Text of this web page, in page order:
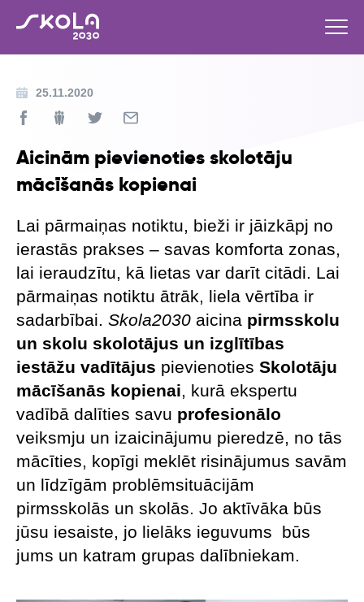
25.11.2020
Aicinām pievienoties skolotāju
mācīšanās kopienai
Lai pārmaiņas notiktu, bieži ir jāizkāpj no
ierastās prakses – savas komforta zonas,
lai ieraudzītu, kā lietas var darīt citādi. Lai
pārmaiņas notiktu ātrāk, liela vērtība ir
sadarbībai. Skola2030 aicina pirmsskolu
un skolu skolotājus un izglītības
iestāžu vadītājus pievienoties Skolotāju
mācīšanās kopienai, kurā ekspertu
vadībā dalīties savu profesionālo
veiksmju un izaicinājumu pieredzē, no tās
mācīties, kopīgi meklēt risinājumus savām
un līdzīgām problēmsituācijām
pirmsskolās un skolās. Jo aktīvāka būs
jūsu iesaiste, jo lielāks ieguvums būs
jums un katram grupas dalībniekam.